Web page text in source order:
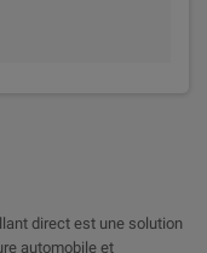
direct est une solution
automobile et